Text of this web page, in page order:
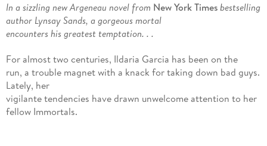
In a sizzling new Argeneau novel from New York Timesbestselling
author Lynsay Sands, a gorgeous mortal
encounters his greatest temptation. . .
For almost two centuries, Ildaria Garcia has been on the
run, a trouble magnet with a knack for taking down bad guys.
Lately, her
vigilante tendencies have drawn unwelcome attention to her
fellow Immortals.